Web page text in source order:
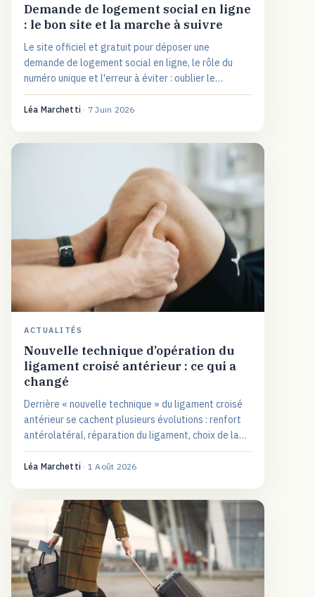
Demande de logement social en ligne
: le bon site et la marche à suivre
Le site officiel et gratuit pour déposer une
demande de logement social en ligne, le rôle du
numéro unique et l'erreur à éviter : oublier le
renouvellement annuel.
Léa Marchetti · 7 Juin 2026
ACTUALITÉS
Nouvelle technique d’opération du
ligament croisé antérieur : ce qui a
changé
Derrière « nouvelle technique » du ligament croisé
antérieur se cachent plusieurs évolutions : renfort
antérolatéral, réparation du ligament, choix de la
greffe. Le point clair pour mieux en parler à son
chirurgien.
Léa Marchetti · 1 Août 2026